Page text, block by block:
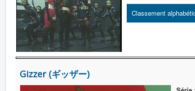
Classement
Gizzer (ギッザー)